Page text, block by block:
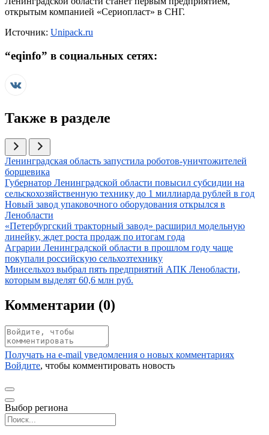
открытым компанией «Сериопласт» в СНГ.
Источник: Unipack.ru
“eqinfo” в социальных сетях:
Также в разделе
Иллюстрация новости
Ленинградская область запустила роботов-уничтожителей
борщевика
Иллюстрация новости
Губернатор Ленинградской области повысил субсидии на
сельскохозяйственную технику до 1 миллиарда рублей в год
Иллюстрация новости
Новый завод упаковочного оборудования открылся в
Ленобласти
Иллюстрация новости
«Петербургский тракторный завод» расширил модельную
линейку, ждет роста продаж по итогам года
Иллюстрация новости
Аграрии Ленинградской области в прошлом году чаще
покупали российскую сельхозтехнику
Иллюстрация новости
Минсельхоз выбрал пять предприятий АПК Ленобласти,
которым выделят 60,6 млн руб.
Комментарии (0)
Получать на e‑mail уведомления о новых комментариях
Войдите, чтобы комментировать новость
Выбор региона